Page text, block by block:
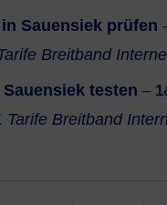
Sauensiek prüfen
Breitband
testen –
Tarife Breitband